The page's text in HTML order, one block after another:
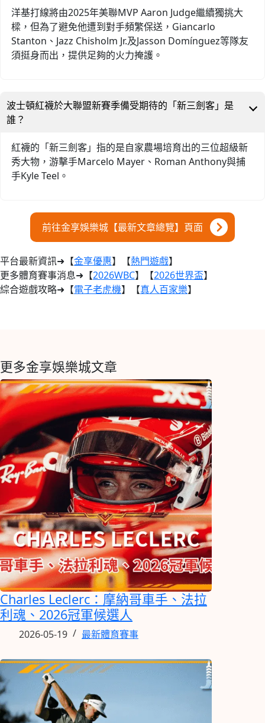
洋基打線將由2025年美聯MVP Aaron Judge繼續獨挑大
樑，但為了避免他遭到對手頻繁保送，Giancarlo
Stanton、Jazz Chisholm Jr.及Jasson Domínguez等隊友
須挺身而出，提供足夠的火力掩護。
波士頓紅襪於大聯盟新賽季備受期待的「新三劍客」是
誰？
紅襪的「新三劍客」指的是自家農場培育出的三位超級新
秀大物，游擊手Marcelo Mayer、Roman Anthony與捕
手Kyle Teel。
前往金享娛樂城【最新文章總覽】頁面
平台最新資訊➜【金享優惠】【熱門遊戲】
更多體育賽事消息➜【2026WBC】【2026世界盃】
綜合遊戲攻略➜【電子老虎機】【真人百家樂】
更多金享娛樂城文章
Charles Leclerc：摩納哥車手、法拉
利魂、2026冠軍候選人
2026-05-19 最新體育賽事